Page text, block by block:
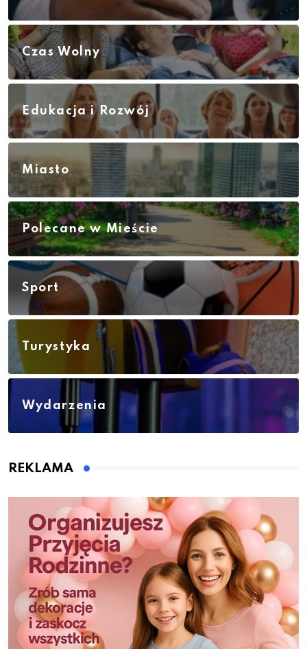
Czas Wolny
Edukacja i Rozwój
Miasto
Polecane w Mieście
Sport
Turystyka
Wydarzenia
REKLAMA